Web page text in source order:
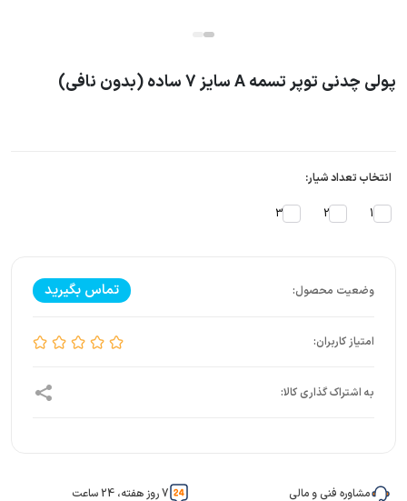
پولی چدنی توپر تسمه A سایز 7 ساده (بدون نافی)
انتخاب تعداد شیار:
1
2
3
تماس بگیرید
مشاوره فنی و مالی 7 روز هفته، 24 ساعت